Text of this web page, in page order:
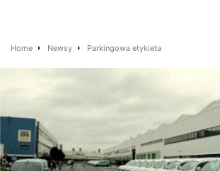
Home Newsy Parkingowa etykieta